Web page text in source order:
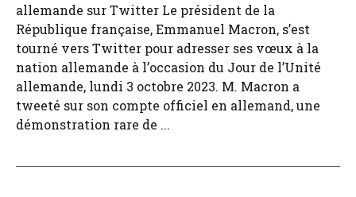
allemande sur Twitter Le président de la
République française, Emmanuel Macron, s’est
tourné vers Twitter pour adresser ses vœux à la
nation allemande à l’occasion du Jour de l’Unité
allemande, lundi 3 octobre 2023. M. Macron a
tweeté sur son compte officiel en allemand, une
démonstration rare de ...